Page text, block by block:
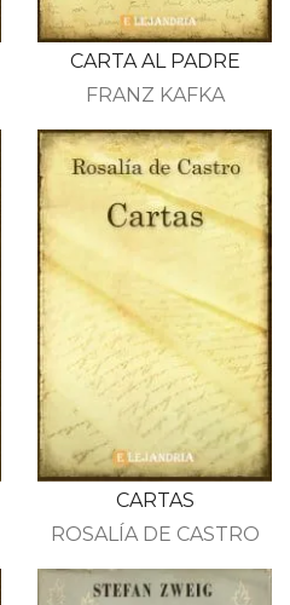
CARTA AL PADRE
FRANZ KAFKA
CARTAS
ROSALÍA DE CASTRO